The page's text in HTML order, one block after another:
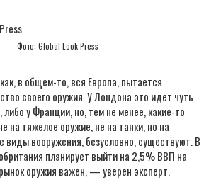
Фото: Global Look Press
в общем-то, вся Европа, пытается
своего оружия. У Лондона это идет чуть
либо у Франции, но, тем не менее, какие-то
на тяжелое оружие, не на танки, но на
виды вооружения, безусловно, существуют. В
планирует выйти на 2,5% ВВП на
оружия важен, — уверен эксперт.